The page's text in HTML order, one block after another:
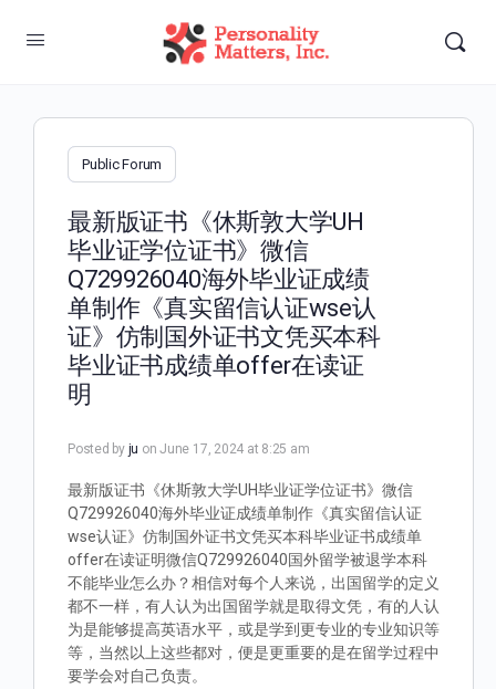
Public Forum
最新版证书《休斯敦大学UH
毕业证学位证书》微信
Q729926040海外毕业证成绩
单制作《真实留信认证wse认
证》仿制国外证书文凭买本科
毕业证书成绩单offer在读证
明
Posted by ju on June 17, 2024 at 8:25 am
最新版证书《休斯敦大学UH毕业证学位证书》微信
Q729926040海外毕业证成绩单制作《真实留信认证
wse认证》仿制国外证书文凭买本科毕业证书成绩单
offer在读证明微信Q729926040国外留学被退学本科
不能毕业怎么办？相信对每个人来说，出国留学的定义
都不一样，有人认为出国留学就是取得文凭，有的人认
为是能够提高英语水平，或是学到更专业的专业知识等
等，当然以上这些都对，便是更重要的是在留学过程中
要学会对自己负责。